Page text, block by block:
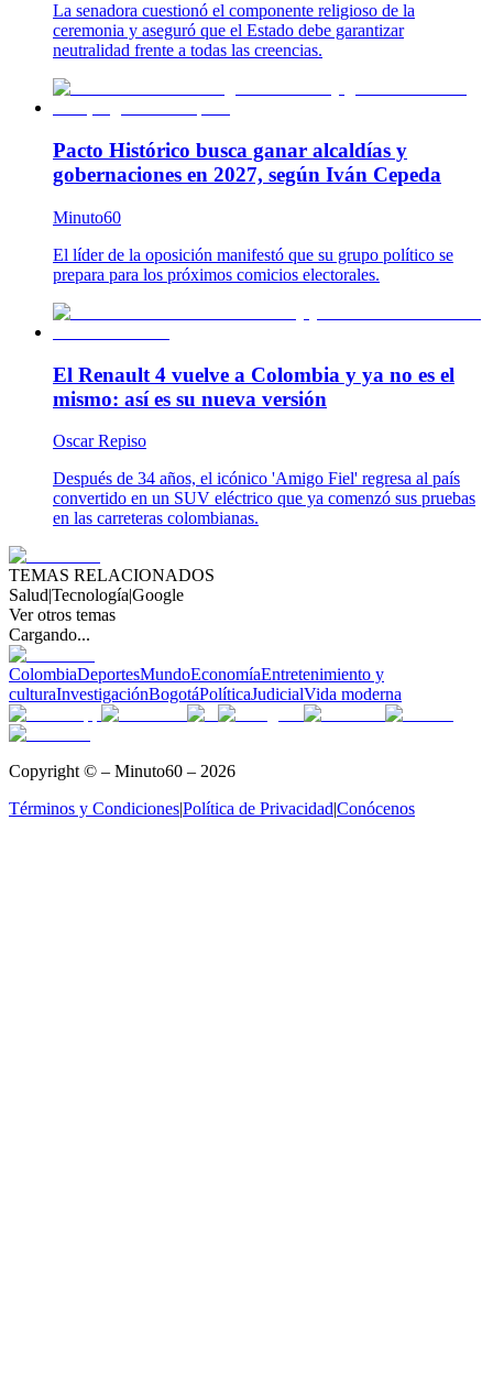
La senadora cuestionó el componente religioso de la
ceremonia y aseguró que el Estado debe garantizar
neutralidad frente a todas las creencias.
Pacto Histórico busca ganar alcaldías y
gobernaciones en 2027, según Iván Cepeda
Minuto60
El líder de la oposición manifestó que su grupo político se
prepara para los próximos comicios electorales.
El Renault 4 vuelve a Colombia y ya no es el
mismo: así es su nueva versión
Oscar Repiso
Después de 34 años, el icónico 'Amigo Fiel' regresa al país
convertido en un SUV eléctrico que ya comenzó sus pruebas
en las carreteras colombianas.
TEMAS RELACIONADOS
Salud|Tecnología|Google
Ver otros temas
Cargando...
ColombiaDeportesMundoEconomíaEntretenimiento y
culturaInvestigaciónBogotáPolíticaJudicialVida moderna
Copyright © – Minuto60 – 2026
Términos y Condiciones|Política de Privacidad|Conócenos